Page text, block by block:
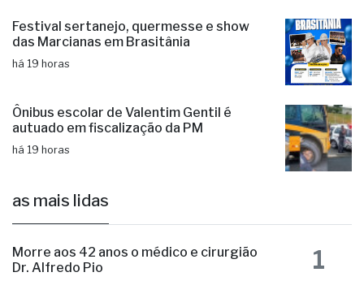
Festival sertanejo, quermesse e show
das Marcianas em Brasitânia
há 19 horas
Ônibus escolar de Valentim Gentil é
autuado em fiscalização da PM
há 19 horas
as mais lidas
Morre aos 42 anos o médico e cirurgião
Dr. Alfredo Pio
1